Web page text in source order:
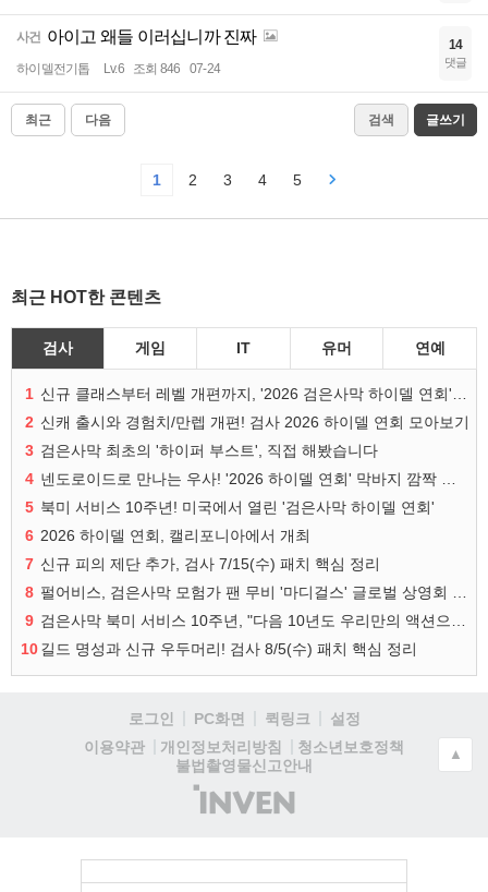
사건 아이고 왜들 이러십니까 진짜
하이델전기톱 Lv.6 조회 846 07-24
14
댓글
최근 다음 검색 글쓰기
1 2 3 4 5
최근 HOT한 콘텐츠
검사 게임 IT 유머 연예
1
2 신캐 출시와 경험치/만렙 개편! 검사 2026 하이델 연회 모아보기
3 검은사막 최초의 '하이퍼 부스트', 직접 해봤습니다
4
5 북미 서비스 10주년! 미국에서 열린 '검은사막 하이델 연회'
6 2026 하이델 연회, 캘리포니아에서 개최
7 신규 피의 제단 추가, 검사 7/15(수) 패치 핵심 정리
8
9
10길드 명성과 신규 우두머리! 검사 8/5(수) 패치 핵심 정리
로그인 PC화면 퀵링크
설정
이용약관
개인정보처리방침
청소년보호정책
불법촬영물신고안내
(주)
인
▲